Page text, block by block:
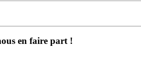
en faire part !